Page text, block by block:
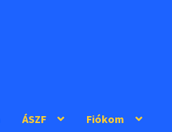
ÁSZF Fiókom